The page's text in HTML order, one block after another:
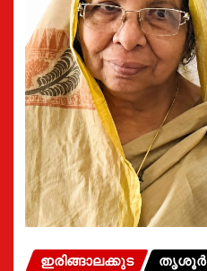
ഇരിങ്ങാലക്കുട
തൃശൂർ